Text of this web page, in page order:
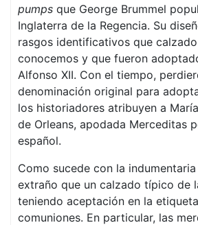
pumps que George Brummel
Inglaterra de la Regencia. Su
rasgos identificativos que
conocemos y que fueron
Alfonso XII. Con el tiempo,
denominación original para
los historiadores atribuyen a
de Orleans, apodada Merceditas
español.
Como sucede con la
extraño que un calzado típico de
teniendo aceptación en la
comuniones. En particular, las